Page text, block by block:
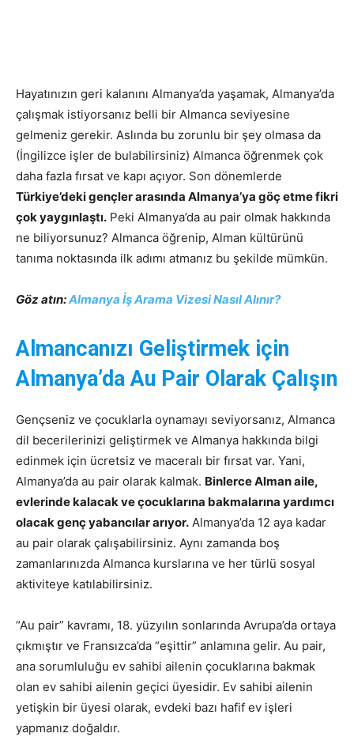
Hayatınızın geri kalanını Almanya’da yaşamak, Almanya’da
çalışmak istiyorsanız belli bir Almanca seviyesine
gelmeniz gerekir. Aslında bu zorunlu bir şey olmasa da
(İngilizce işler de bulabilirsiniz) Almanca öğrenmek çok
daha fazla fırsat ve kapı açıyor. Son dönemlerde
Türkiye’deki gençler arasında Almanya’ya göç etme fikri
çok yaygınlaştı. Peki Almanya’da au pair olmak hakkında
ne biliyorsunuz? Almanca öğrenip, Alman kültürünü
tanıma noktasında ilk adımı atmanız bu şekilde mümkün.
Göz atın:Almanya İş Arama Vizesi Nasıl Alınır?
Almancanızı Geliştirmek için
Almanya’da Au Pair Olarak Çalışın
Gençseniz ve çocuklarla oynamayı seviyorsanız, Almanca
dil becerilerinizi geliştirmek ve Almanya hakkında bilgi
edinmek için ücretsiz ve maceralı bir fırsat var. Yani,
Almanya’da au pair olarak kalmak. Binlerce Alman aile,
evlerinde kalacak ve çocuklarına bakmalarına yardımcı
olacak genç yabancılar arıyor. Almanya’da 12 aya kadar
au pair olarak çalışabilirsiniz. Aynı zamanda boş
zamanlarınızda Almanca kurslarına ve her türlü sosyal
aktiviteye katılabilirsiniz.
“Au pair” kavramı, 18. yüzyılın sonlarında Avrupa’da ortaya
çıkmıştır ve Fransızca’da “eşittir” anlamına gelir. Au pair,
ana sorumluluğu ev sahibi ailenin çocuklarına bakmak
olan ev sahibi ailenin geçici üyesidir. Ev sahibi ailenin
yetişkin bir üyesi olarak, evdeki bazı hafif ev işleri
yapmanız doğaldır.